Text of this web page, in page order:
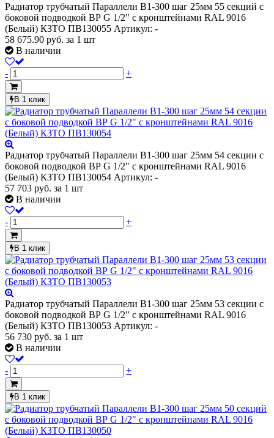
Радиатор трубчатый Параллели В1-300 шаг 25мм 55 секций с
боковой подводкой ВР G 1/2" с кронштейнами RAL 9016
(Белый) КЗТО ПВ130055 Артикул: -
58 675.90 руб. за 1 шт
В наличии
- +
В 1 клик
Радиатор трубчатый Параллели В1-300 шаг 25мм 54 секции с
боковой подводкой ВР G 1/2" с кронштейнами RAL 9016
(Белый) КЗТО ПВ130054 Артикул: -
57 703 руб. за 1 шт
В наличии
- +
В 1 клик
Радиатор трубчатый Параллели В1-300 шаг 25мм 53 секции с
боковой подводкой ВР G 1/2" с кронштейнами RAL 9016
(Белый) КЗТО ПВ130053 Артикул: -
56 730 руб. за 1 шт
В наличии
- +
В 1 клик